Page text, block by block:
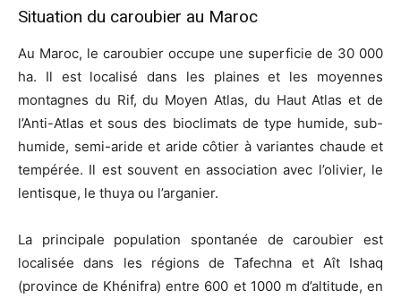
Situation du caroubier au Maroc
Au Maroc, le caroubier occupe une superficie de 30 000
ha. Il est localisé dans les plaines et les moyennes
montagnes du Rif, du Moyen Atlas, du Haut Atlas et de
l’Anti-Atlas et sous des bioclimats de type humide, sub-
humide, semi-aride et aride côtier à variantes chaude et
tempérée. Il est souvent en association avec l’olivier, le
lentisque, le thuya ou l’arganier.
La principale population spontanée de caroubier est
localisée dans les régions de Tafechna et Aît Ishaq
(province de Khénifra) entre 600 et 1000 m d’altitude, en